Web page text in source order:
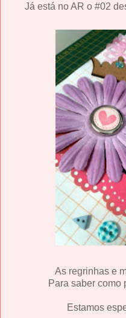
Já está no AR o #02
As regrinhas e
Para saber como
Estamos